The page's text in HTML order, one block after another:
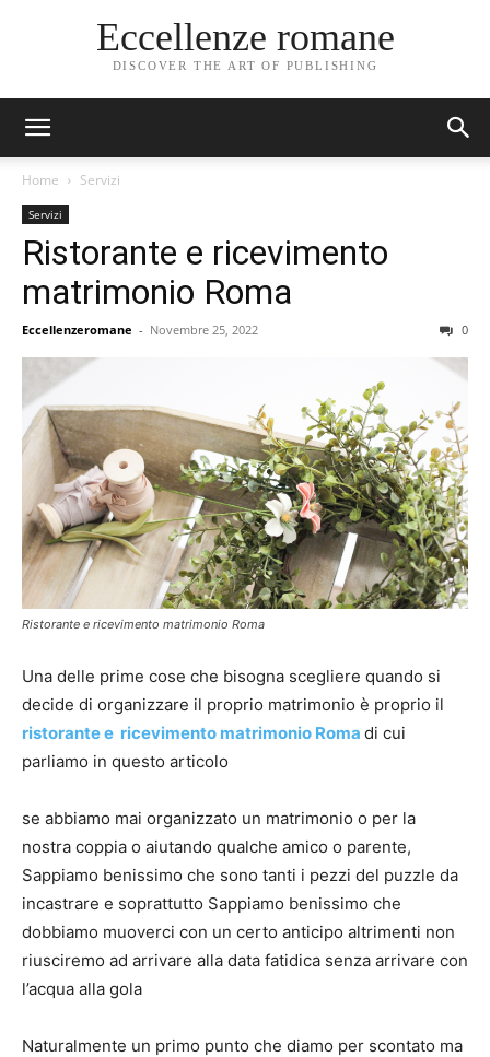
Eccellenze romane
DISCOVER THE ART OF PUBLISHING
Home Servizi
Servizi
Ristorante e ricevimento
matrimonio Roma
Eccellenzeromane - Novembre 25, 2022 0
Ristorante e ricevimento matrimonio Roma
Una delle prime cose che bisogna scegliere quando si
decide di organizzare il proprio matrimonio è proprio il
ristorante e ricevimento matrimonio Roma di cui
parliamo in questo articolo
se abbiamo mai organizzato un matrimonio o per la
nostra coppia o aiutando qualche amico o parente,
Sappiamo benissimo che sono tanti i pezzi del puzzle da
incastrare e soprattutto Sappiamo benissimo che
dobbiamo muoverci con un certo anticipo altrimenti non
riusciremo ad arrivare alla data fatidica senza arrivare con
l’acqua alla gola
Naturalmente un primo punto che diamo per scontato ma